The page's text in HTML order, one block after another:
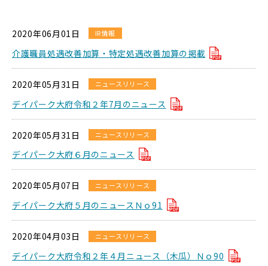
2020年06月01日 IR情報
介護職員処遇改善加算・特定処遇改善加算の掲載
2020年05月31日 ニュースリリース
デイパーク大府令和２年7月のニュース
2020年05月31日 ニュースリリース
デイパーク大府６月のニュース
2020年05月07日 ニュースリリース
デイパーク大府５月のニュースＮｏ91
2020年04月03日 ニュースリリース
デイパーク大府令和２年４月ニュース（木瓜）Ｎｏ90